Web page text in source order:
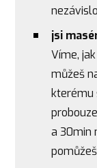
jsi
Víme,
můžeš
kterému
a 30min